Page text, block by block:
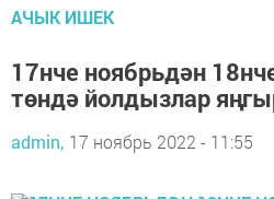
АЧЫК ИШЕК
17нче ноябрьдән
төндә йолдызлар
admin, 17 ноябрь 2022 - 11:55